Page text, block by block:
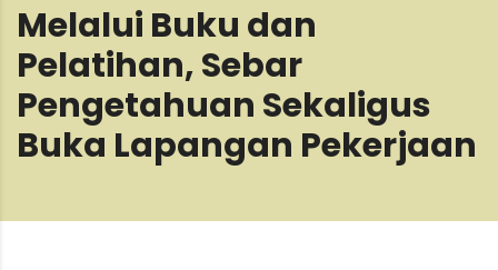
Melalui Buku dan
Pelatihan, Sebar
Pengetahuan Sekaligus
Buka Lapangan Pekerjaan